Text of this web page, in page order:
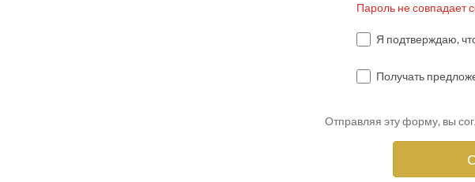
Пароль не совпадает
Я подтверждаю,
Получать
Отправляя эту форму, вы